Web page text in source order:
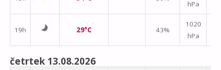
hPa
19h 29°C 43%
1020
hPa
četrtek 13.08.2026